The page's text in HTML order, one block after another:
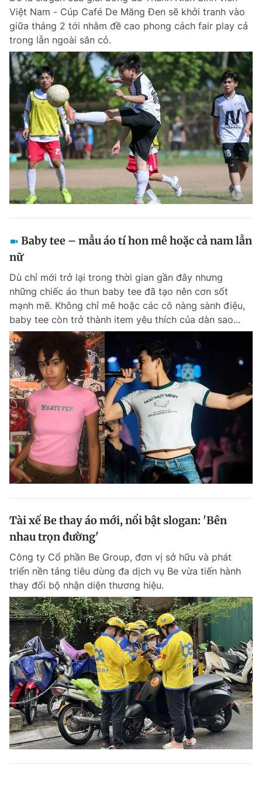
Giấy phép xuất bản số 110/GP - BTTTT cấp ngày 24.3.2020
© 2003-2026 Bản quyền thuộc về Báo Thanh Niên. Cấm sao chép
dưới mọi hình thức nếu không có sự chấp thuận bằng văn bản.
Phát triển bởi ePi Technologies, JSC.
Việt Nam - Cúp Café De Măng Đen sẽ khởi tranh vào
giữa tháng 2 tới nhằm đề cao phong cách fair play cả
trong lẫn ngoài sân cỏ.
Baby tee – mẫu áo tí hon mê hoặc cả nam lẫn
nữ
Dù chỉ mới trở lại trong thời gian gần đây nhưng
những chiếc áo thun baby tee đã tạo nên cơn sốt
mạnh mẽ. Không chỉ mê hoặc các cô nàng sành điệu,
baby tee còn trở thành item yêu thích của dàn sao...
Tài xế Be thay áo mới, nổi bật slogan: 'Bên
nhau trọn đường'
Công ty Cổ phần Be Group, đơn vị sở hữu và phát
triển nền tảng tiêu dùng đa dịch vụ Be vừa tiến hành
thay đổi bộ nhận diện thương hiệu.